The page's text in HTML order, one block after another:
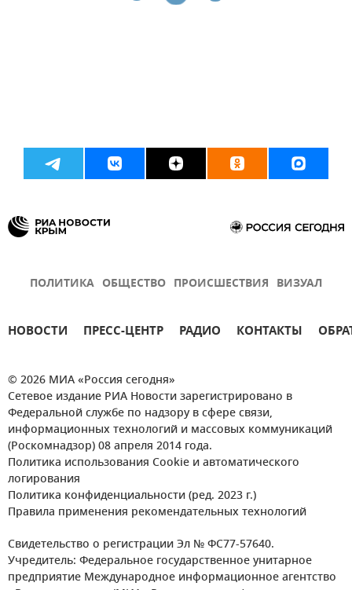
ПОЛИТИКА ОБЩЕСТВО ПРОИСШЕСТВИЯ ВИЗУАЛ
НОВОСТИ ПРЕСС-ЦЕНТР РАДИО КОНТАКТЫ
© 2026 МИА «Россия сегодня»
Сетевое издание РИА Новости зарегистрировано в
Федеральной службе по надзору в сфере связи,
информационных технологий и массовых коммуникаций
(Роскомнадзор) 08 апреля 2014 года.
Политика использования Cookie и автоматического
логирования
Политика конфиденциальности (ред. 2023 г.)
Правила применения рекомендательных технологий
Свидетельство о регистрации Эл № ФС77-57640.
Учредитель: Федеральное государственное унитарное
предприятие Международное информационное агентство